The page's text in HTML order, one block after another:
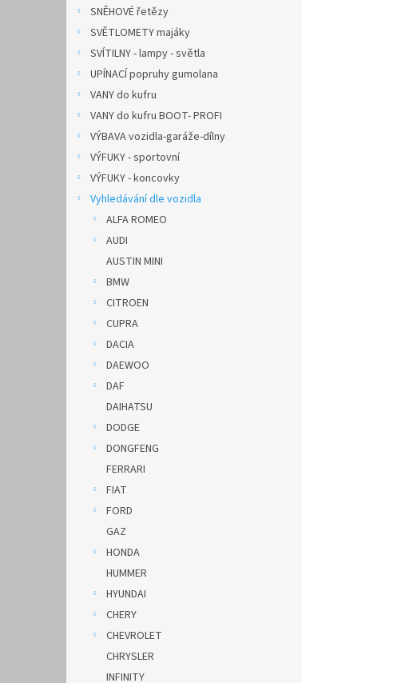
SNĚHOVÉ řetězy
SVĚTLOMETY majáky
SVÍTILNY - lampy - světla
UPÍNACÍ popruhy gumolana
VANY do kufru
VANY do kufru BOOT- PROFI
VÝBAVA vozidla-garáže-dílny
VÝFUKY - sportovní
VÝFUKY - koncovky
Vyhledávání dle vozidla
ALFA ROMEO
AUDI
AUSTIN MINI
BMW
CITROEN
CUPRA
DACIA
DAEWOO
DAF
DAIHATSU
DODGE
DONGFENG
FERRARI
FIAT
FORD
GAZ
HONDA
HUMMER
HYUNDAI
CHERY
CHEVROLET
CHRYSLER
INFINITY